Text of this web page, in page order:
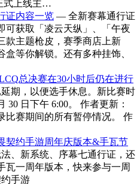
式上线主…
证内容一览 — 全新赛幕通行证
可获取「凌云天纵」、「午夜
款主题枪皮，赛季商店上新
盒等你解锁。还有多种挂饰、
总决赛在30小时后仍在进行
期，以便选手休息。新比赛时
30 日下午 6:00。 作者更新：
比赛期间的所有暂停情况。 作
契约手游周年庆版本&手瓦节
、新系统、序幕七通行证，还
瓦一周年版本，快来参与一周
手游